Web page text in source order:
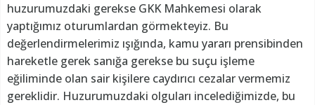
huzurumuzdaki gerekse GKK Mahkemesi olarak
yaptığımız oturumlardan görmekteyiz. Bu
değerlendirmelerimiz ışığında, kamu yararı prensibinden
hareketle gerek sanığa gerekse bu suçu işleme
eğiliminde olan sair kişilere caydırıcı cezalar vermemiz
gereklidir. Huzurumuzdaki olguları incelediğimizde, bu